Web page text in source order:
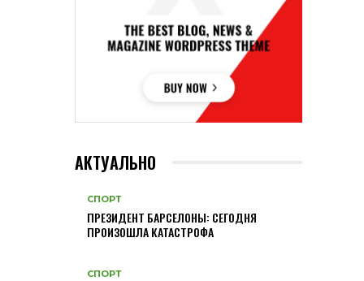
АКТУАЛЬНО
СПОРТ
ПРЕЗИДЕНТ БАРСЕЛОНЫ: СЕГОДНЯ
ПРОИЗОШЛА КАТАСТРОФА
СПОРТ